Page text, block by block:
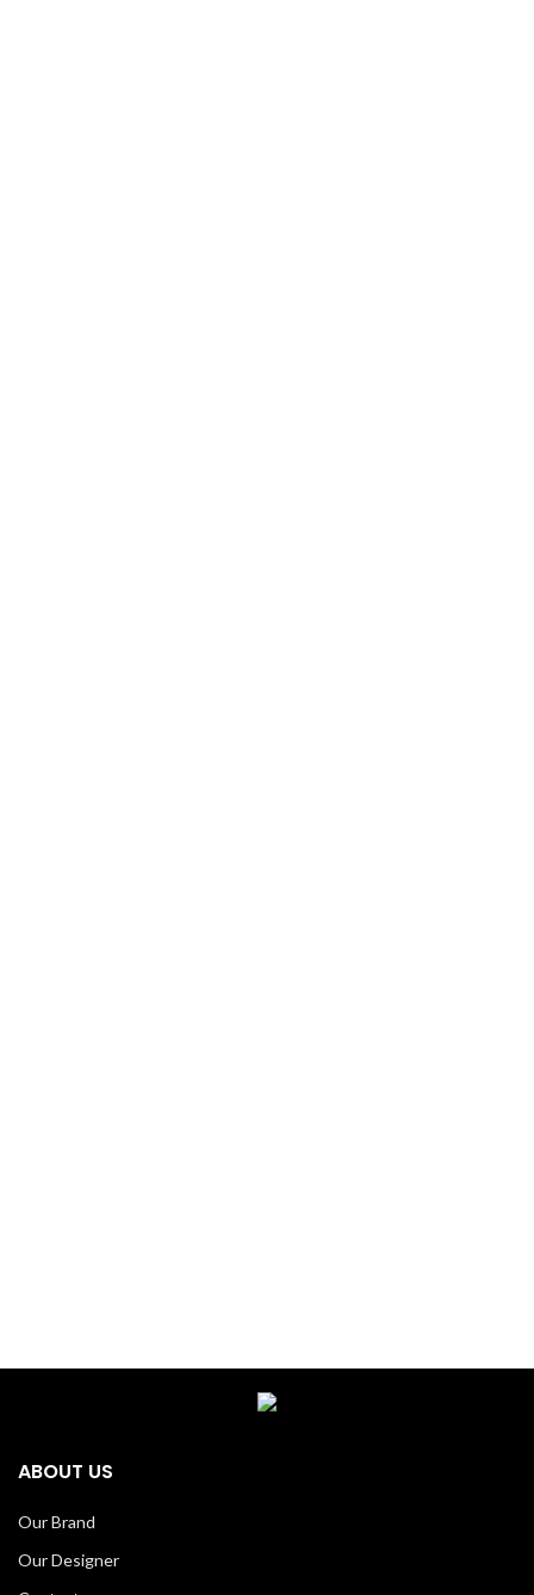
ABOUT US
Our Brand
Our Designer